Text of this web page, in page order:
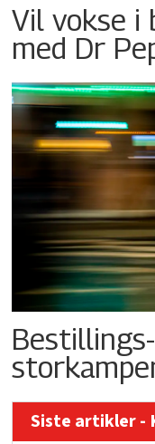
Vil vokse i
med Dr
Siste artikler -